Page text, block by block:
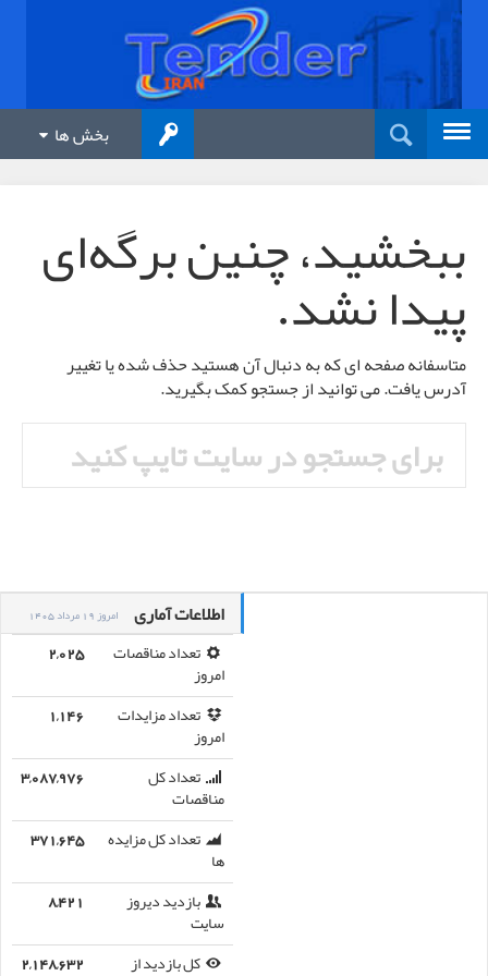
بخش ها
ببخشید، چنین برگه‌ای
پیدا نشد.
متاسفانه صفحه ای که به دنبال آن هستید حذف شده یا تغییر
آدرس یافت. می توانید از جستجو کمک بگیرید.
اطلاعات آماری امروز 19 مرداد 1405
تعداد مناقصات
امروز
2,025
تعداد مزایدات
امروز
1,146
تعداد کل
مناقصات
3,087,976
تعداد کل مزایده
ها
371,645
بازدید دیروز
سایت
8,421
کل بازدید از
2,148,632